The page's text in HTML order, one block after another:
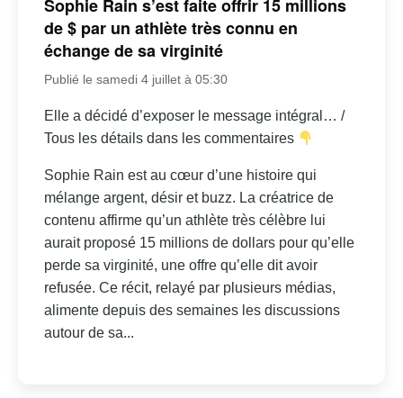
Sophie Rain s’est faite offrir 15 millions
de $ par un athlète très connu en
échange de sa virginité
Publié le samedi 4 juillet à 05:30
Elle a décidé d’exposer le message intégral… /
Tous les détails dans les commentaires
Sophie Rain est au cœur d’une histoire qui
mélange argent, désir et buzz. La créatrice de
contenu affirme qu’un athlète très célèbre lui
aurait proposé 15 millions de dollars pour qu’elle
perde sa virginité, une offre qu’elle dit avoir
refusée. Ce récit, relayé par plusieurs médias,
alimente depuis des semaines les discussions
autour de sa...